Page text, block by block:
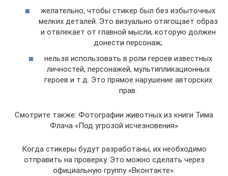
желательно, чтобы стикер был без избыточных
мелких деталей. Это визуально отягощает образ
и отвлекает от главной мысли, которую должен
донести персонаж;
нельзя использовать в роли героев известных
личностей, персонажей, мультипликационных
героев и т.д. Это прямое нарушение авторских
прав.
Смотрите также: Фотографии животных из книги Тима
Флача «Под угрозой исчезновения»
Когда стикеры будут разработаны, их необходимо
отправить на проверку. Это можно сделать через
официальную группу «Вконтакте»: